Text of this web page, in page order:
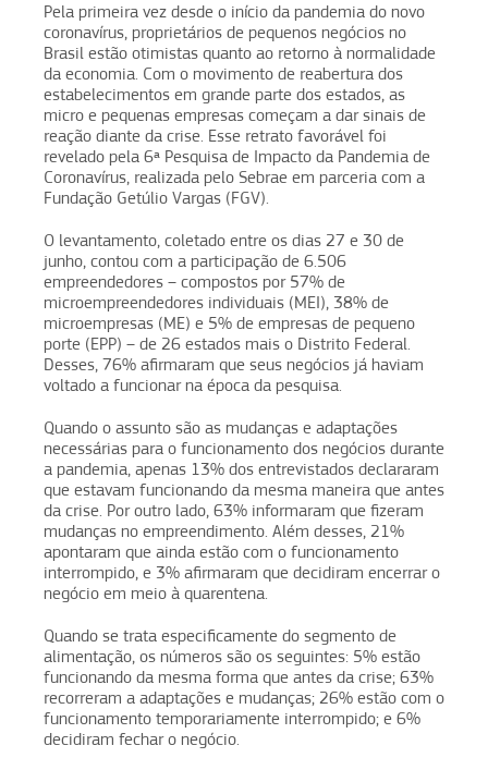
Pela primeira vez desde o início da pandemia do novo
coronavírus, proprietários de pequenos negócios no
Brasil estão otimistas quanto ao retorno à normalidade
da economia. Com o movimento de reabertura dos
estabelecimentos em grande parte dos estados, as
micro e pequenas empresas começam a dar sinais de
reação diante da crise. Esse retrato favorável foi
revelado pela 6ª Pesquisa de Impacto da Pandemia de
Coronavírus, realizada pelo Sebrae em parceria com a
Fundação Getúlio Vargas (FGV).
O levantamento, coletado entre os dias 27 e 30 de
junho, contou com a participação de 6.506
empreendedores – compostos por 57% de
microempreendedores individuais (MEI), 38% de
microempresas (ME) e 5% de empresas de pequeno
porte (EPP) – de 26 estados mais o Distrito Federal.
Desses, 76% afirmaram que seus negócios já haviam
voltado a funcionar na época da pesquisa.
Quando o assunto são as mudanças e adaptações
necessárias para o funcionamento dos negócios durante
a pandemia, apenas 13% dos entrevistados declararam
que estavam funcionando da mesma maneira que antes
da crise. Por outro lado, 63% informaram que fizeram
mudanças no empreendimento. Além desses, 21%
apontaram que ainda estão com o funcionamento
interrompido, e 3% afirmaram que decidiram encerrar o
negócio em meio à quarentena.
Quando se trata especificamente do segmento de
alimentação, os números são os seguintes: 5% estão
funcionando da mesma forma que antes da crise; 63%
recorreram a adaptações e mudanças; 26% estão com o
funcionamento temporariamente interrompido; e 6%
decidiram fechar o negócio.